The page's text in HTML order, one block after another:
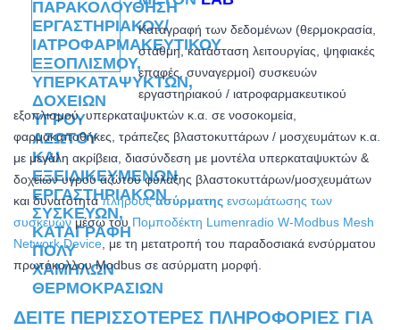
Καταγραφή των δεδομένων (θερμοκρασία,
στάθμη, κατάσταση λειτουργίας, ψηφιακές
επαφές, συναγερμοί) συσκευών
εργαστηριακού / ιατροφαρμακευτικού
εξοπλισμού, υπερκαταψυκτών κ.α. σε νοσοκομεία,
φαρμακαποθήκες, τράπεζες βλαστοκυττάρων / μοσχευμάτων κ.α.
με μεγάλη ακρίβεια, διασύνδεση με μοντέλα υπερκαταψυκτών &
δοχείων υγρού αζώτου φύλαξης βλαστοκυττάρων/μοσχευμάτων
και δυνατότηταπλήρουςασύρματης ενσωμάτωσης των
συσκευώνμέσω του Πομποδέκτη Lumenradio W-Modbus Mesh
Network Device , με τη μετατροπή του παραδοσιακά ενσύρματου
πρωτόκολλου Modbus σε ασύρματη μορφή.
ΔΕΊΤΕ ΠΕΡΙΣΣΌΤΕΡΕΣ ΠΛΗΡΟΦΟΡΊΕΣ ΓΙΑ